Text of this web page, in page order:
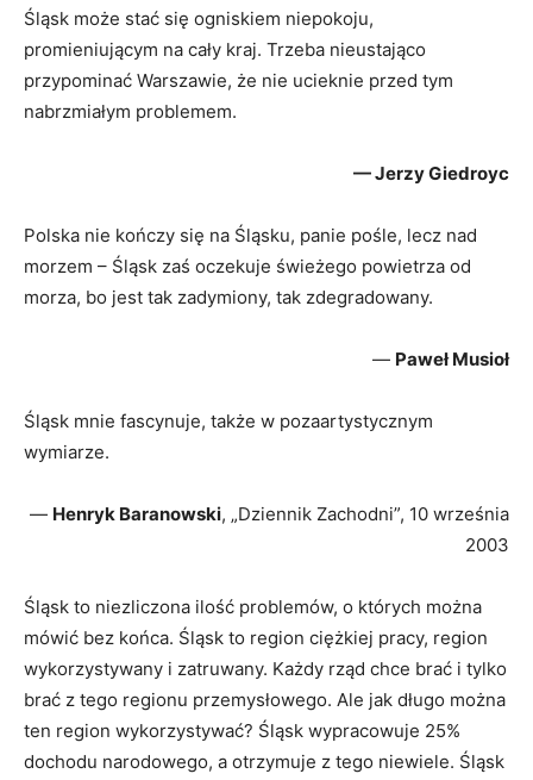
Śląsk może stać się ogniskiem niepokoju,
promieniującym na cały kraj. Trzeba nieustająco
przypominać Warszawie, że nie ucieknie przed tym
nabrzmiałym problemem.
— Jerzy Giedroyc
Polska nie kończy się na Śląsku, panie pośle, lecz nad
morzem – Śląsk zaś oczekuje świeżego powietrza od
morza, bo jest tak zadymiony, tak zdegradowany.
— Paweł Musioł
Śląsk mnie fascynuje, także w pozaartystycznym
wymiarze.
— Henryk Baranowski, „Dziennik Zachodni”, 10 września
2003
Śląsk to niezliczona ilość problemów, o których można
mówić bez końca. Śląsk to region ciężkiej pracy, region
wykorzystywany i zatruwany. Każdy rząd chce brać i tylko
brać z tego regionu przemysłowego. Ale jak długo można
ten region wykorzystywać? Śląsk wypracowuje 25%
dochodu narodowego, a otrzymuje z tego niewiele. Śląsk